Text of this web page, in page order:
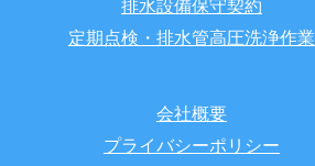
排水設備保守契約
定期点検・排水管高圧洗浄作業
会社概要
プライバシーポリシー